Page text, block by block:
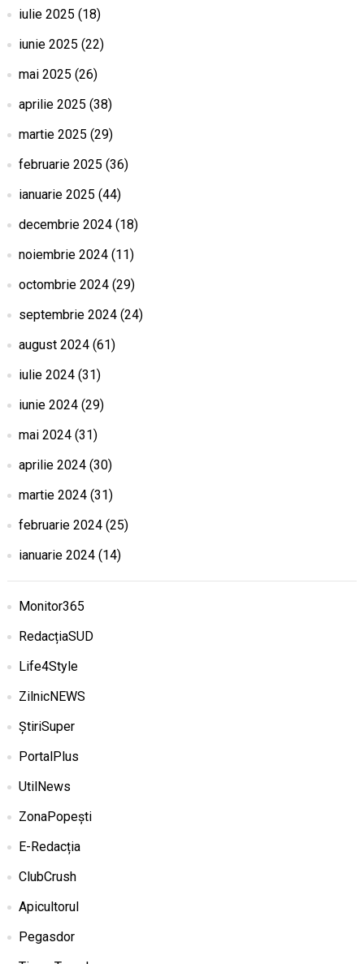
iulie 2025 (18)
iunie 2025 (22)
mai 2025 (26)
aprilie 2025 (38)
martie 2025 (29)
februarie 2025 (36)
ianuarie 2025 (44)
decembrie 2024(18)
noiembrie 2024(11)
octombrie 2024(29)
septembrie 2024(24)
august 2024(61)
iulie 2024(31)
iunie 2024(29)
mai 2024(31)
aprilie 2024(30)
martie 2024(31)
februarie 2024(25)
ianuarie 2024(14)
Monitor365
RedacțiaSUD
Life4Style
ZilnicNEWS
ȘtiriSuper
PortalPlus
UtilNews
ZonaPopești
E-Redacția
ClubCrush
Apicultorul
Pegasdor